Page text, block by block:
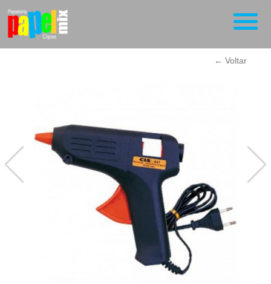
← Voltar